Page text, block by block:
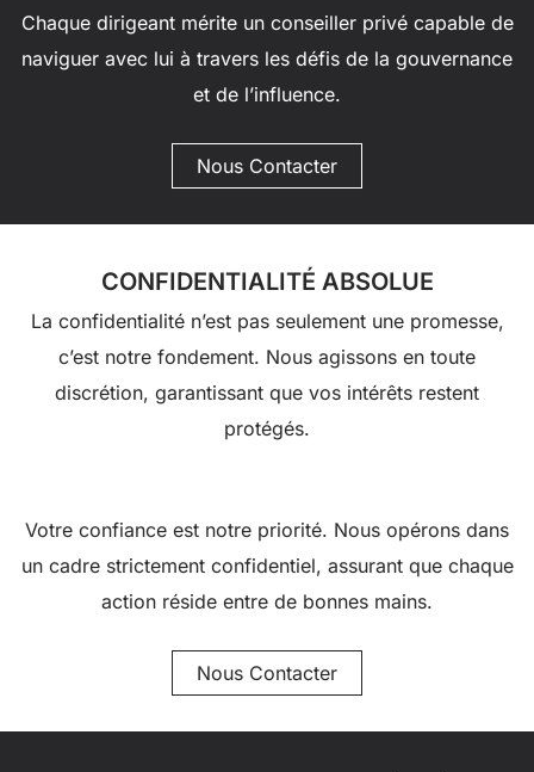
Chaque dirigeant mérite un conseiller privé capable de
naviguer avec lui à travers les défis de la gouvernance
et de l’influence.
Nous Contacter
CONFIDENTIALITÉ ABSOLUE
La confidentialité n’est pas seulement une promesse,
c’est notre fondement. Nous agissons en toute
discrétion, garantissant que vos intérêts restent
protégés.
Votre confiance est notre priorité. Nous opérons dans
un cadre strictement confidentiel, assurant que chaque
action réside entre de bonnes mains.
Nous Contacter